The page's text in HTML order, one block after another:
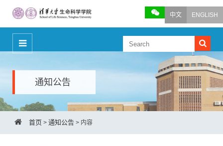
中文 ENGLISH
通知公告
首页 > 通知公告 > 内容